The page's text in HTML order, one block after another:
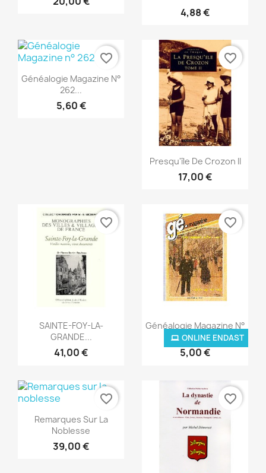
4,88 €
Snabbvy
Généalogie Magazine N°
262...
5,60 €
favorite_border
Snabbvy
Presqu'île De Crozon II
17,00 €
favorite_border
Snabbvy
SAlNTE-FOY-LA-
GRANDE...
41,00 €
favorite_border
Snabbvy
Généalogie Magazine N°
023...
5,00 €
ONLINE ENDAST
favorite_border
Snabbvy
Remarques Sur La
Noblesse
39,00 €
favorite_border favorite_border